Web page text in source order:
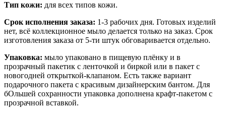
Тип кожи: для всех типов кожи.
Срок исполнения заказа: 1-3 рабочих дня. Готовых изделий
нет, всё коллекционное мыло делается только на заказ. Срок
изготовления заказа от 5-ти штук обговаривается отдельно.
Упаковка: мыло упаковано в пищевую плёнку и в
прозрачный пакетик с ленточкой и биркой или в пакет с
новогодней открыткой-клапаном. Есть также вариант
подарочного пакета с красивым дизайнерским бантом. Для
бОльшей сохранности упаковка дополнена крафт-пакетом с
прозрачной вставкой.